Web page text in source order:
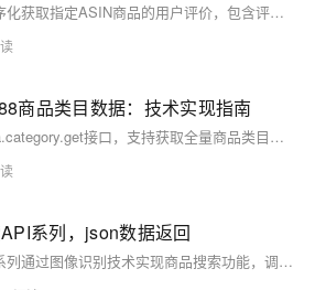
亚马逊商品评论API可程序化获取指定ASIN商品的用户评价，包含评分、内容、时间等结构化数据。需企业认证并遵守使用协议，日调用上限500次。支持分页与排序查询，适用于竞品分析、口碑监测等场景，结合SP-API可构建完整电商数据方案。（238字）
商品类目数据：技术实现指南
1688开放平台提供alibaba.category.get接口，支持获取全量商品类目树。RESTful架构，返回JSON数据，含类目ID、名称、层级等信息。需注册账号、创建应用并授权。请求需签名认证，QPS限10次，建议缓存更新周期≥24小时。
系列，json数据返回
淘宝拍立淘按图搜索API系列通过图像识别技术实现商品搜索功能，调用后返回的JSON数据包含商品标题、图片链接、价格、销量、相似度评分等核心字段，支持分页和详细商品信息展示。以下是该API接口返回的JSON数据示例及详细解析：